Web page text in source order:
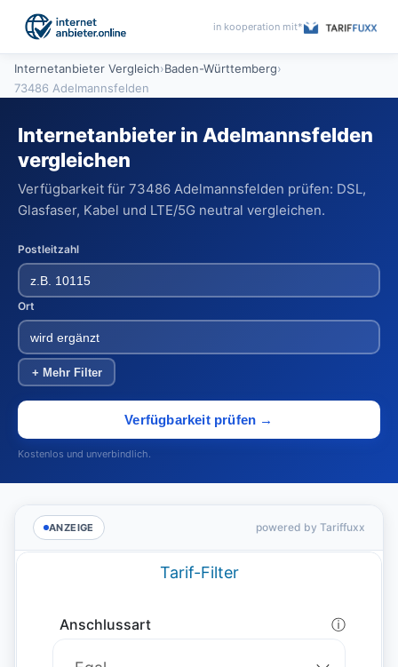
in kooperation mit*
Internetanbieter Vergleich›Baden-Württemberg›
73486 Adelmannsfelden
Internetanbieter in Adelmannsfelden
vergleichen
Verfügbarkeit für 73486 Adelmannsfelden prüfen: DSL,
Glasfaser, Kabel und LTE/5G neutral vergleichen.
Postleitzahl
Ort
+ Mehr Filter
Verfügbarkeit prüfen →
Kostenlos und unverbindlich.
ANZEIGE powered by Tariffuxx